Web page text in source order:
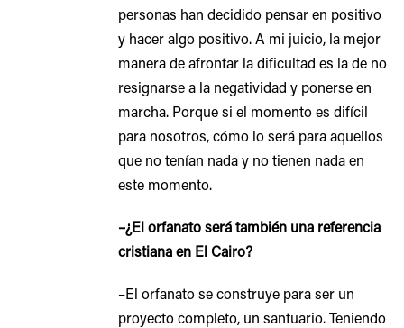
personas han decidido pensar en positivo
y hacer algo positivo. A mi juicio, la mejor
manera de afrontar la dificultad es la de no
resignarse a la negatividad y ponerse en
marcha. Porque si el momento es difícil
para nosotros, cómo lo será para aquellos
que no tenían nada y no tienen nada en
este momento.
–¿El orfanato será también una referencia
cristiana en El Cairo?
–El orfanato se construye para ser un
proyecto completo, un santuario. Teniendo